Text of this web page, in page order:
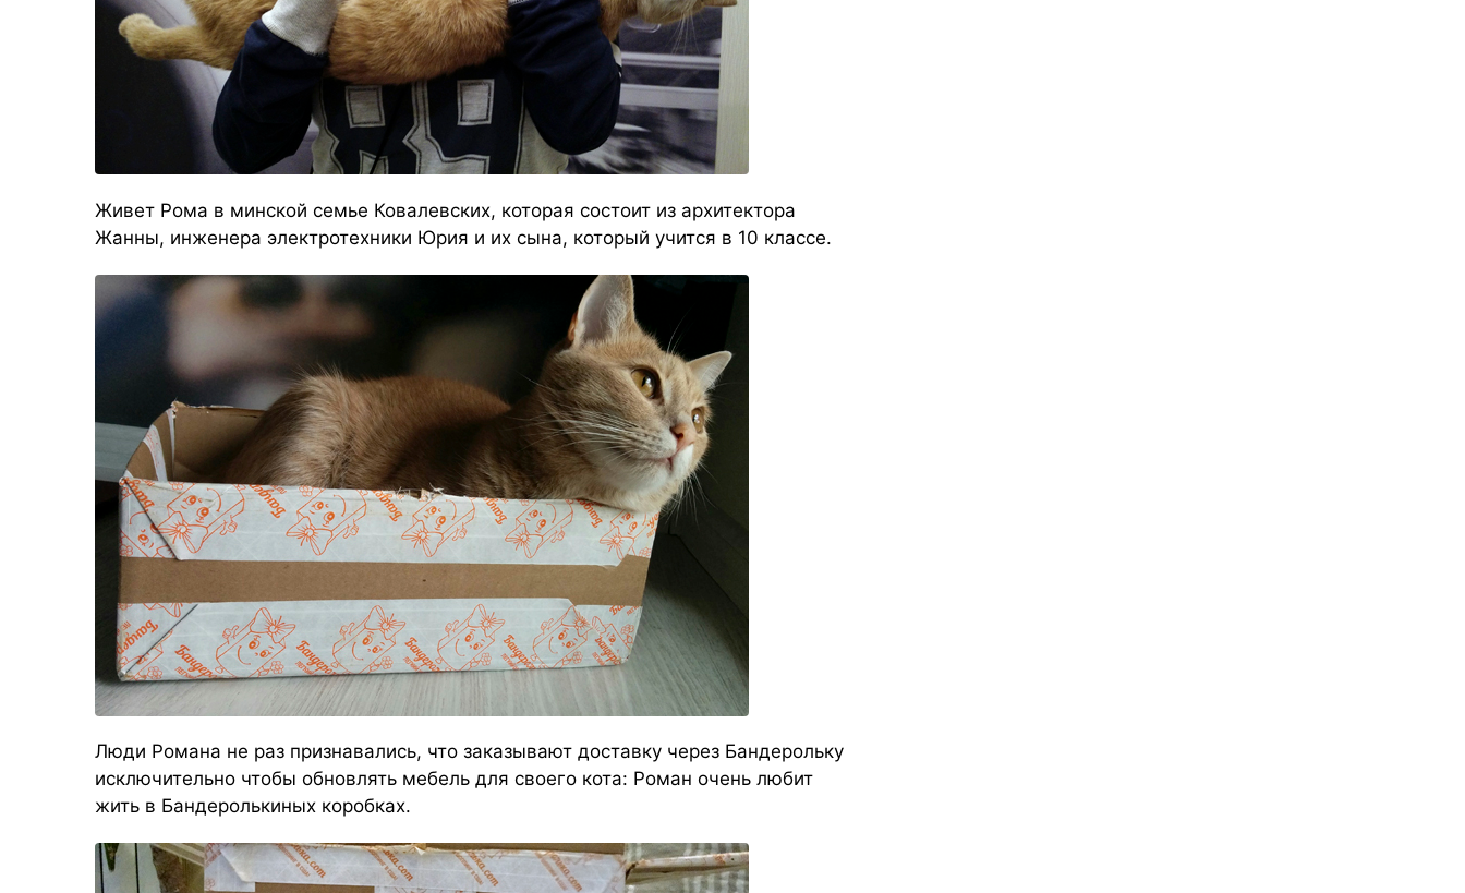
Живет Рома в минской семье Ковалевских, которая состоит из архитектора
Жанны, инженера электротехники Юрия и их сына, который учится в 10 классе.
Люди Романа не раз признавались, что заказывают доставку через Бандерольку
исключительно чтобы обновлять мебель для своего кота: Роман очень любит
жить в Бандеролькиных коробках.